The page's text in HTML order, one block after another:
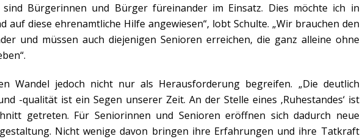
sind Bürgerinnen und Bürger füreinander im Einsatz. Dies möchte ich in
diese ehrenamtliche Hilfe angewiesen“, lobt Schulte. „Wir brauchen den
und müssen auch diejenigen Senioren erreichen, die ganz alleine ohne
Wandel jedoch nicht nur als Herausforderung begreifen. „Die deutlich
-qualität ist ein Segen unserer Zeit. An der Stelle eines ‚Ruhestandes‘ ist
getreten. Für Seniorinnen und Senioren eröffnen sich dadurch neue
Nicht wenige davon bringen ihre Erfahrungen und ihre Tatkraft